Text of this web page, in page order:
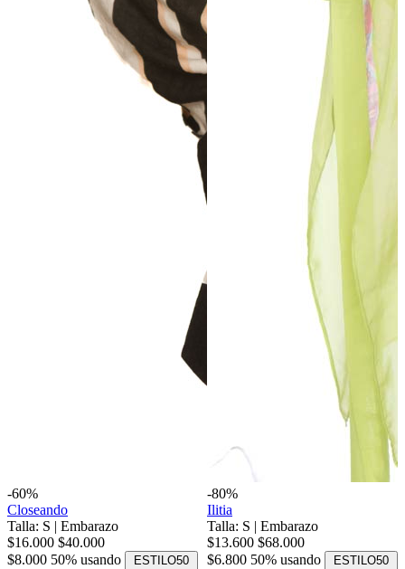
-60%
Closeando
Talla: S | Embarazo
$16.000 $40.000
$8.000 50% usando ESTILO50
-80%
Ilitia
Talla: S | Embarazo
$13.600 $68.000
$6.800 50% usando ESTILO50